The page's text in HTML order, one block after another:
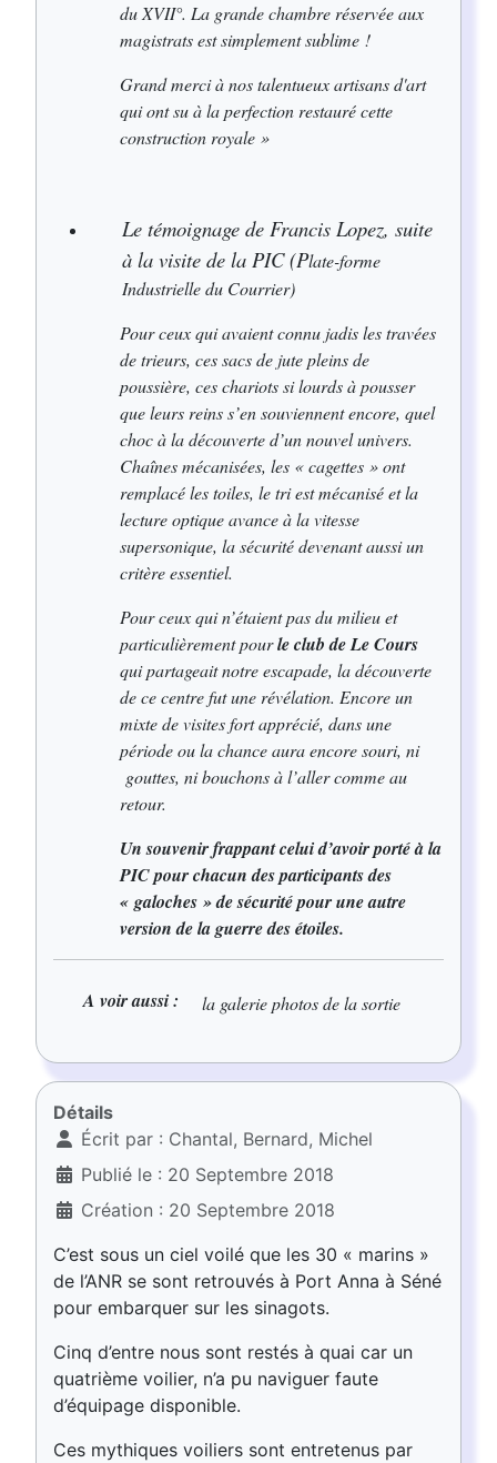
du XVII°. La grande chambre réservée aux
magistrats est simplement sublime !
Grand merci à nos talentueux artisans d'art
qui ont su à la perfection restauré cette
construction royale »
Le témoignage de Francis Lopez, suite
à la visite de la PIC (Plate-forme
Industrielle du Courrier)
Pour ceux qui avaient connu jadis les travées
de trieurs, ces sacs de jute pleins de
poussière, ces chariots si lourds à pousser
que leurs reins s’en souviennent encore, quel
choc à la découverte d’un nouvel univers.
Chaînes mécanisées, les « cagettes » ont
remplacé les toiles, le tri est mécanisé et la
lecture optique avance à la vitesse
supersonique, la sécurité devenant aussi un
critère essentiel.
Pour ceux qui n’étaient pas du milieu et
particulièrement pourle club de Le Cours
qui partageait notre escapade, la découverte
de ce centre fut une révélation. Encore un
mixte de visites fort apprécié, dans une
période ou la chance aura encore souri, ni
gouttes, ni bouchons à l’aller comme au
retour.
Un souvenir frappant celui d’avoir porté à la
PIC pour chacun des participants des
« galoches » de sécurité pour une autre
version de la guerre des étoiles.
A voir aussi : la galerie photos de la sortie
Détails
Écrit par : Chantal, Bernard, Michel
Publié le : 20 Septembre 2018
Création : 20 Septembre 2018
C’est sous un ciel voilé que les 30 « marins »
de l’ANR se sont retrouvés à Port Anna à Séné
pour embarquer sur les sinagots.
Cinq d’entre nous sont restés à quai car un
quatrième voilier, n’a pu naviguer faute
d’équipage disponible.
Ces mythiques voiliers sont entretenus par